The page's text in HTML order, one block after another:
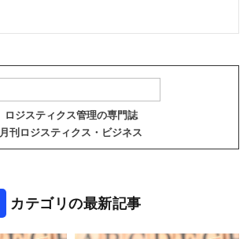
ロジスティクス管理の専門誌
月刊ロジスティクス・ビジネス
カテゴリの最新記事